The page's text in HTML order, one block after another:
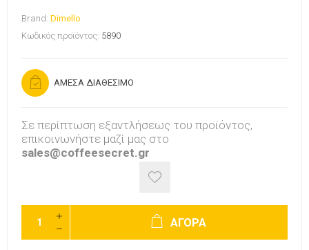
Brand: Dimello
Κωδικός προϊόντος: 5890
ΑΜΕΣΑ ΔΙΑΘΕΣΙΜΟ
Σε περίπτωση εξαντλήσεως του προϊόντος,
επικοινωνήστε μαζί μας στο
sales@coffeesecret.gr
ΑΓΟΡΑ